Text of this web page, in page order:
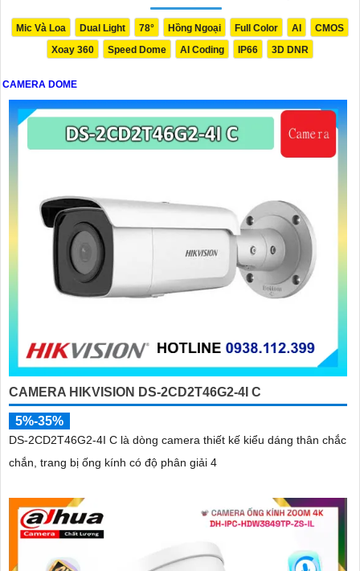
Mic Và Loa Dual Light 78° Hồng Ngoại Full Color AI
CMOS
Xoay 360
Speed Dome AI Coding IP66 3D DNR
CAMERA DOME
CAMERA HIKVISION DS-2CD2T46G2-4I C
5%-35%
DS-2CD2T46G2-4I C là dòng camera thiết kế kiểu dáng thân chắc
chắn, trang bị ống kính có độ phân giải 4